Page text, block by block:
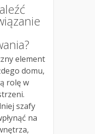
element
domu,
rolę w
szafy
na